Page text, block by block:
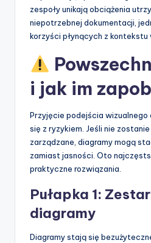
zespoły unikają obciążenia
niepotrzebnej dokumentacji,
korzyści płynących z kontekstu
i jak im
Przyjęcie podejścia wizualnego
się z ryzykiem. Jeśli nie
zarządzane, diagramy mogą
zamiast jasności. Oto
praktyczne rozwiązania.
Pułapka 1:
diagramy
Diagramy stają się